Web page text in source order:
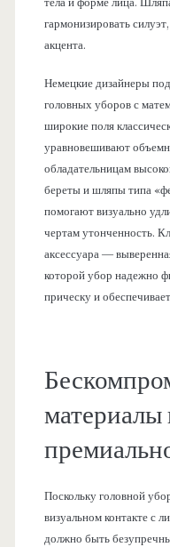
гармонизировать
акцента.
Немецкие дизайнеры
головных уборов с
широкие поля
уравновешивают
обладательницам
береты и шляпы типа
помогают визуально
чертам утонченность.
аксессуара —
которой убор надежно
прическу и
материалы
Поскольку головной
визуальном контакте с
должно быть